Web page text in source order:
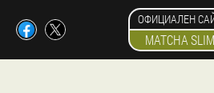
ОФИЦИАЛЕН
MATCHA SLIM